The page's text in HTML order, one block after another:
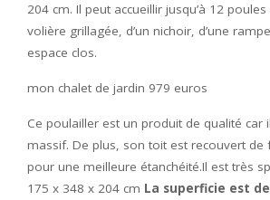
204 cm. Il peut accueillir jusqu’à 12
volière grillagée, d’un nichoir, d’une rampe
espace clos.
mon chalet de jardin 979 euros
Ce poulailler est un produit de qualité car
massif. De plus, son toit est recouvert de
pour une meilleure étanchéité.Il est très
175 x 348 x 204 cm La superficie est